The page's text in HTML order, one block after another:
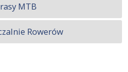
MTB
Rowerów